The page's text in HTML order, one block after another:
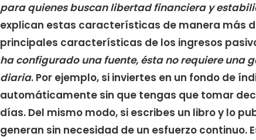
para quienes buscan libertad financiera y
explican estas características de manera más
principales características de los ingresos
ha configurado una fuente, ésta no requiere una
diaria. Por ejemplo, si inviertes en un fondo de
automáticamente sin que tengas que tomar
días. Del mismo modo, si escribes un libro y lo
generan sin necesidad de un esfuerzo continuo.